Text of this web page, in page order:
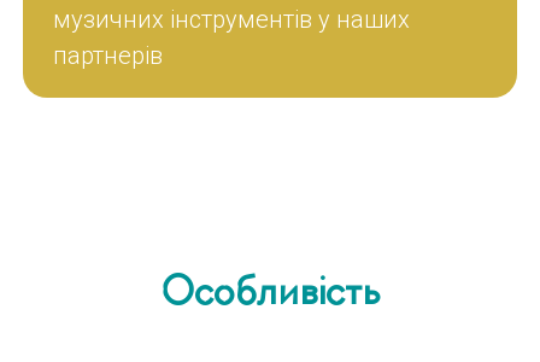
музичних інструментів у наших
партнерів
Особливість